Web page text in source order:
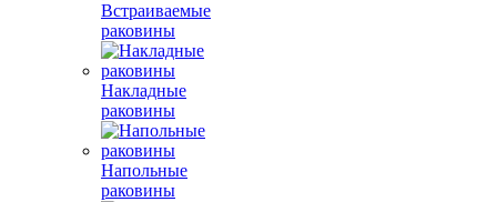
Встраиваемые
раковины
Накладные
раковины
Напольные
раковины